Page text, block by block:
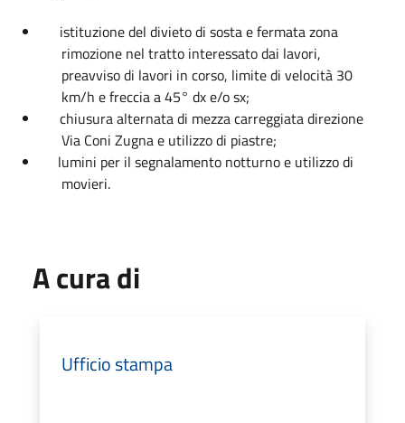
istituzionedel divieto di sosta e fermata zona
rimozione nel tratto interessato dai lavori,
preavviso di lavori in corso, limite di velocità 30
km/h e freccia a 45° dx e/o sx;
chiusura alternata di mezza carreggiata direzione
Via Coni Zugna e utilizzo di piastre;
lumini per il segnalamento notturno e utilizzo di
movieri.
A cura di
Ufficio stampa